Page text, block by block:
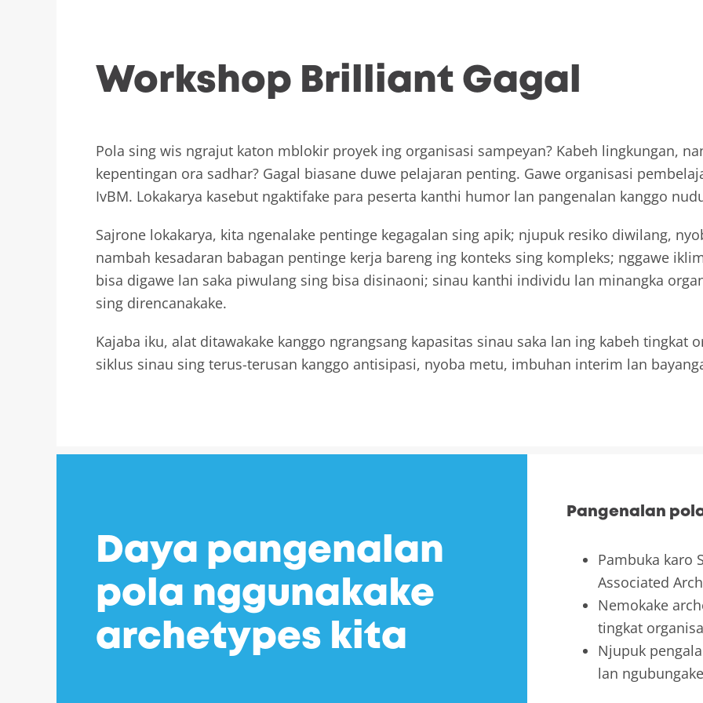
Workshop Brilliant Gagal
Pola sing wis ngrajut katon mblokir proyek ing organisasi sampeyan? Kabeh lingkungan,
kepentingan ora sadhar? Gagal biasane duwe pelajaran penting. Gawe organisasi
IvBM. Lokakarya kasebut ngaktifake para peserta kanthi humor lan pangenalan kanggo
Sajrone lokakarya, kita ngenalake pentinge kegagalan sing apik; njupuk resiko diwilang,
nambah kesadaran babagan pentinge kerja bareng ing konteks sing kompleks; nggawe
bisa digawe lan saka piwulang sing bisa disinaoni; sinau kanthi individu lan minangka
sing direncanakake.
Kajaba iku, alat ditawakake kanggo ngrangsang kapasitas sinau saka lan ing kabeh tingkat
siklus sinau sing terus-terusan kanggo antisipasi, nyoba metu, imbuhan interim lan
Daya pangenalan
pola nggunakake
archetypes kita
Pangenalan
Pambuka karo
Associated
Nemokake
tingkat
Njupuk
lan